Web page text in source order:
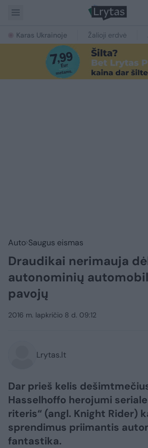
Karas Ukrainoje Žalioji erdvė
Auto Saugus eismas
Draudikai nerimauja
autonominių
pavojų
2016 m. lapkričio 8 d. 09:12
Lrytas.lt
Dar prieš kelis
Hasselhoffo herojumi
riteris“ (angl. Knight Rider)
sprendimus priimantis
fantastika.